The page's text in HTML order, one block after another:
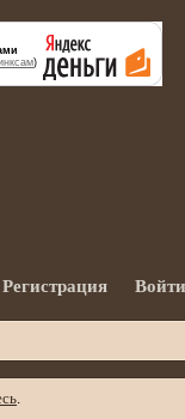
)
Регистрация
.